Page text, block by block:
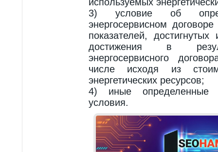
3) условие об
энергосервисном
показателей,
достижения в
энергосервисного
числе исходя из
энергетических ресурсов;
4) иные определенные
условия.